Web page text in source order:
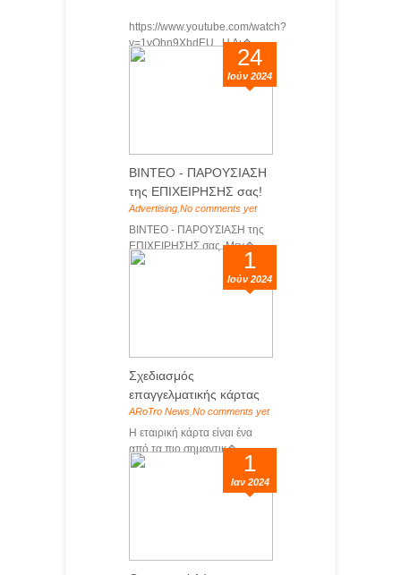
https://www.youtube.com/watch?
v=1vOhn9XbdEU Η Δι�...
24
Ιούν 2024
ΒΙΝΤΕΟ - ΠΑΡΟΥΣΙΑΣΗ
της ΕΠΙΧΕΙΡΗΣΗΣ σας!
Advertising No comments yet
ΒΙΝΤΕΟ - ΠΑΡΟΥΣΙΑΣΗ της
ΕΠΙΧΕΙΡΗΣΗΣ σας Μεγ�...
1
Ιούν 2024
Σχεδιασμός
επαγγελματικής κάρτας
ARoTro News No comments yet
Η εταιρική κάρτα είναι ένα
από τα πιο σημαντικ�...
1
Ιαν 2024